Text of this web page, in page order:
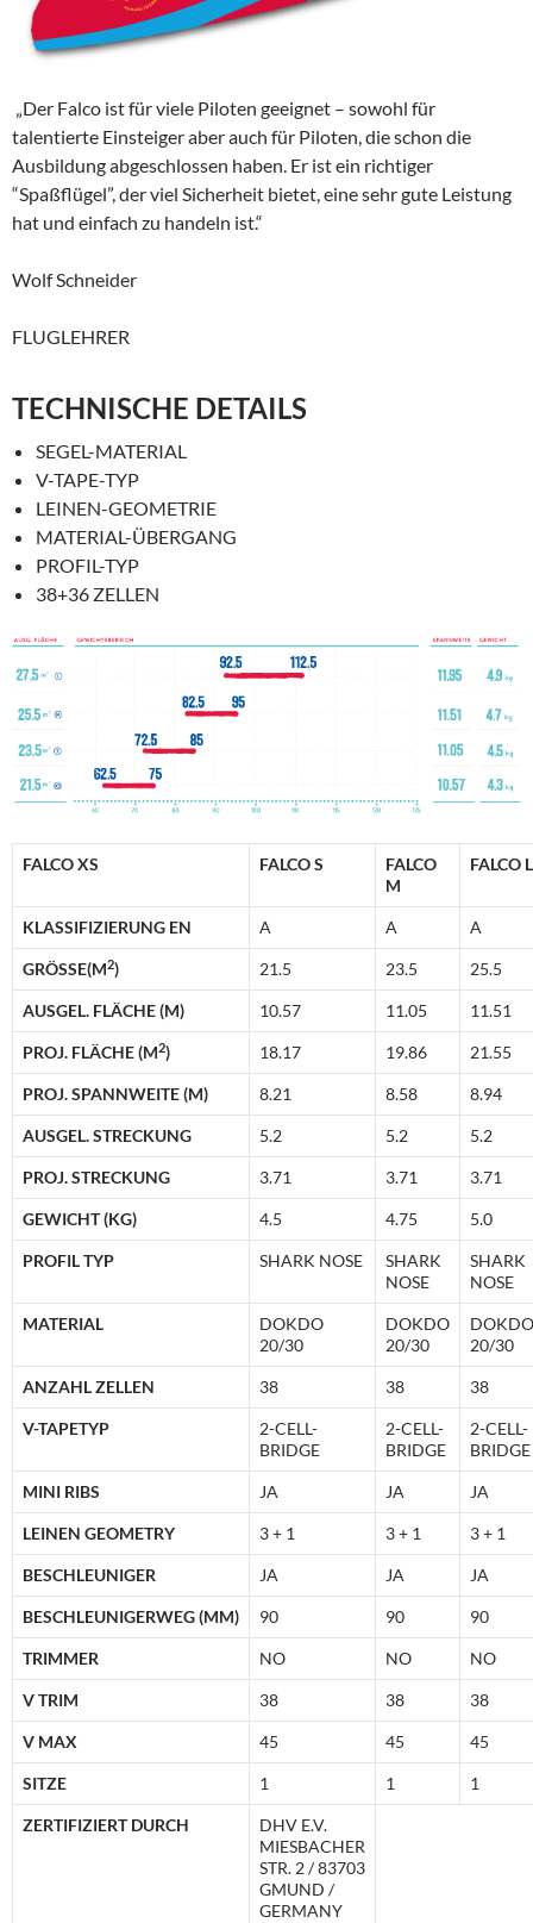
„Der Falco ist für viele Piloten geeignet – sowohl für
talentierte Einsteiger aber auch für Piloten, die schon die
Ausbildung abgeschlossen haben. Er ist ein richtiger
“Spaßflügel”, der viel Sicherheit bietet, eine sehr gute Leistung
hat und einfach zu handeln ist.“
Wolf Schneider
FLUGLEHRER
TECHNISCHE DETAILS
SEGEL-MATERIAL
V-TAPE-TYP
LEINEN-GEOMETRIE
MATERIAL-ÜBERGANG
PROFIL-TYP
38+36 ZELLEN
FALCO XS FALCO S
FALCO
M
FALCO L
KLASSIFIZIERUNG EN A A A
GRÖSSE(M2) 21.5 23.5 25.5
AUSGEL. FLÄCHE (M) 10.57 11.05 11.51
PROJ. FLÄCHE (M2) 18.17 19.86 21.55
PROJ. SPANNWEITE (M) 8.21 8.58 8.94
AUSGEL. STRECKUNG 5.2 5.2 5.2
PROJ. STRECKUNG 3.71 3.71 3.71
GEWICHT (KG) 4.5 4.75 5.0
PROFIL TYP SHARK NOSE
SHARK
NOSE
SHARK
NOSE
MATERIAL
DOKDO
20/30
DOKDO
20/30
DOKDO
20/30
ANZAHL ZELLEN 38 38 38
V-TAPETYP
2-CELL-
BRIDGE
2-CELL-
BRIDGE
2-CELL-
BRIDGE
MINI RIBS JA JA JA
LEINEN GEOMETRY 3 + 1 3 + 1 3 + 1
BESCHLEUNIGER JA JA JA
BESCHLEUNIGERWEG (MM) 90 90 90
TRIMMER NO NO NO
V TRIM 38 38 38
V MAX 45 45 45
SITZE 1 1 1
ZERTIFIZIERT DURCH
DHV E.V.
MIESBACHER
STR. 2 / 83703
GMUND /
GERMANY